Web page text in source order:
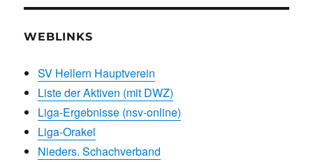
WEBLINKS
SV Hellern Hauptverein
Liste der Aktiven (mit DWZ)
Liga-Ergebnisse (nsv-online)
Liga-Orakel
Nieders. Schachverband